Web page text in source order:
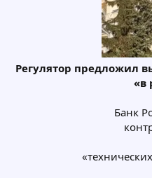
Регулятор предложил
«в
Банк